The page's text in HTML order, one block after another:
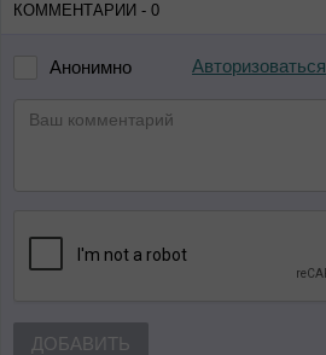
КОММЕНТАРИИ - 0
Анонимно Авторизоваться
ДОБАВИТЬ